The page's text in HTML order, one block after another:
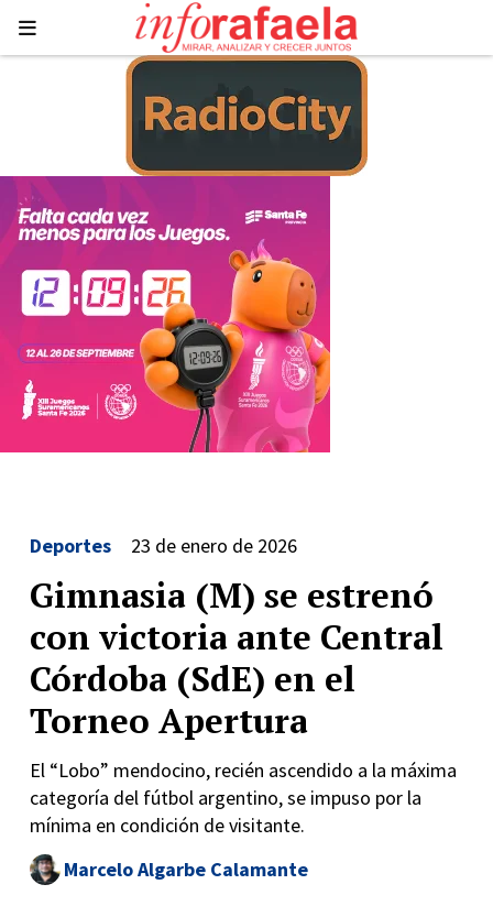
Gimnasia (M) se estrenó
con victoria ante Central
Córdoba (SdE) en el
Torneo Apertura
El “Lobo” mendocino, recién ascendido a la máxima
categoría del fútbol argentino, se impuso por la
mínima en condición de visitante.
Deportes 23 de enero de 2026
Marcelo Algarbe Calamante